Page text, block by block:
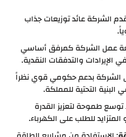
الشركة عائد توزيعات جذاب
عمل الشركة كمرفق أساسي
الإيرادات والتدفقات النقدية.
الشركة بدعم حكومي قوي نظراً
البنية التحتية للمملكة.
طموحة لتعزيز القدرة
المتزايد للطلب على الكهرباء.